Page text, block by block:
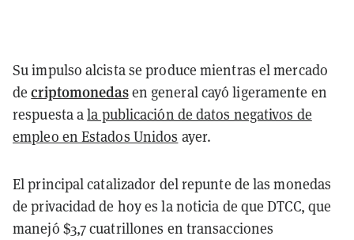
Su impulso alcista se produce mientras el mercado
decriptomonedasen general cayó ligeramente en
respuesta ala publicación de datos negativos de
empleo en Estados Unidos ayer.
El principal catalizador del repunte de las monedas
de privacidad de hoy es la noticia de que DTCC, que
manejó $3,7 cuatrillones en transacciones